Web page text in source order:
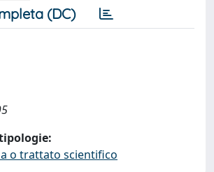
(DC)
o trattato scientifico